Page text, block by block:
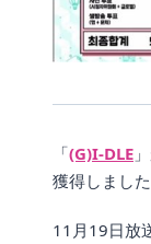
「(G)I-DLE
獲得しました
11月19日放